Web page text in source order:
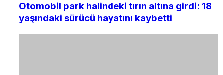
Otomobil park halindeki tırın altına girdi: 18
yaşındaki sürücü hayatını kaybetti